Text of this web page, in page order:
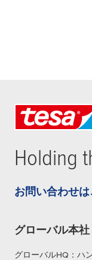
Holding
お問い合わせは
グローバル本
グローバルHQ：ハ